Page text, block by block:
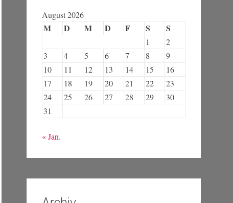
August 2026
M D M D F S S
1
2
3
4 5 6 7 8
9
10
11 12 13 14 15
16
17
18 19 20 21 22
23
24
25 26 27 28 29
30
31
« Jan.